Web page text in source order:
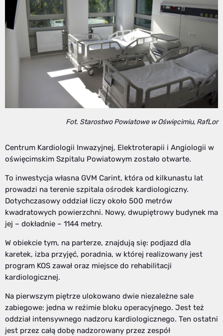
Fot. Starostwo Powiatowe w Oświęcimiu, RafLor
Centrum Kardiologii Inwazyjnej, Elektroterapii i Angiologii w
oświęcimskim Szpitalu Powiatowym zostało otwarte.
To inwestycja własna GVM Carint, która od kilkunastu lat
prowadzi na terenie szpitala ośrodek kardiologiczny.
Dotychczasowy oddział liczy około 500 metrów
kwadratowych powierzchni. Nowy, dwupiętrowy budynek ma
jej – dokładnie – 1144 metry.
W obiekcie tym, na parterze, znajdują się: podjazd dla
karetek, izba przyjęć, poradnia, w której realizowany jest
program KOS zawał oraz miejsce do rehabilitacji
kardiologicznej.
Na pierwszym piętrze ulokowano dwie niezależne sale
zabiegowe: jedna w reżimie bloku operacyjnego. Jest też
oddział intensywnego nadzoru kardiologicznego. Ten ostatni
jest przez całą dobę nadzorowany przez zespół